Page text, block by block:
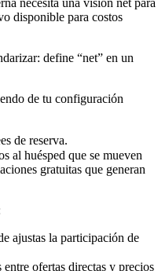
necesita una visión net para
disponible para costos
define “net” en un
de tu configuración
de reserva.
al huésped que se mueven
gratuitas que generan
ajustas la participación de
ofertas directas y precios